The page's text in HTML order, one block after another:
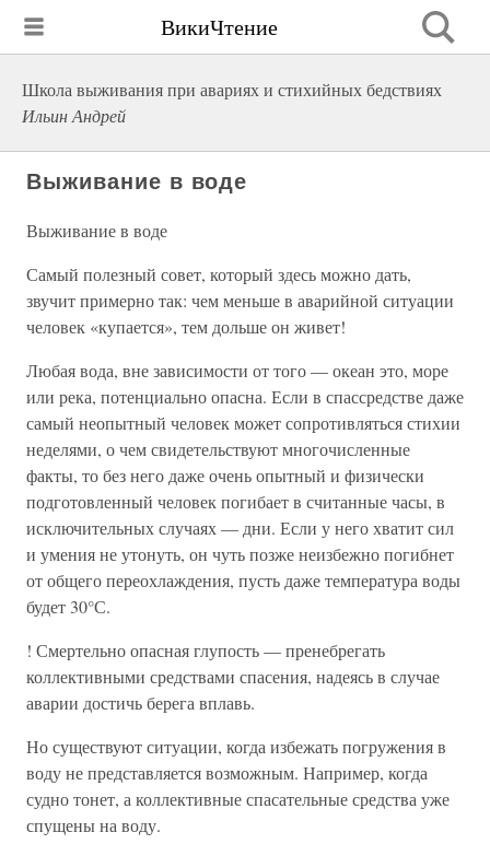
ВикиЧтение
Школа выживания при авариях и стихийных бедствиях
Ильин Андрей
Выживание в воде
Выживание в воде
Самый полезный совет, который здесь можно дать,
звучит примерно так: чем меньше в аварийной ситуации
человек «купается», тем дольше он живет!
Любая вода, вне зависимости от того — океан это, море
или река, потенциально опасна. Если в спассредстве даже
самый неопытный человек может сопротивляться стихии
неделями, о чем свидетельствуют многочисленные
факты, то без него даже очень опытный и физически
подготовленный человек погибает в считанные часы, в
исключительных случаях — дни. Если у него хватит сил
и умения не утонуть, он чуть позже неизбежно погибнет
от общего переохлаждения, пусть даже температура воды
будет 30°С.
! Смертельно опасная глупость — пренебрегать
коллективными средствами спасения, надеясь в случае
аварии достичь берега вплавь.
Но существуют ситуации, когда избежать погружения в
воду не представляется возможным. Например, когда
судно тонет, а коллективные спасательные средства уже
спущены на воду.